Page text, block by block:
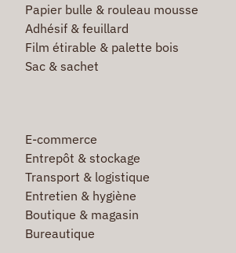
Papier bulle & rouleau mousse
Adhésif & feuillard
Film étirable & palette bois
Sac & sachet
E-commerce
Entrepôt & stockage
Transport & logistique
Entretien & hygiène
Boutique & magasin
Bureautique